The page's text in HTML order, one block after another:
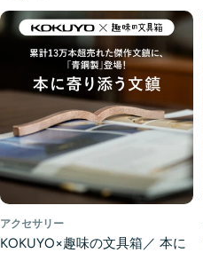
アクセサリー
KOKUYO×趣味の文具箱／ 本に